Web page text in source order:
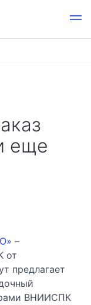
еще
–
от
предлагает
ВНИИСПК